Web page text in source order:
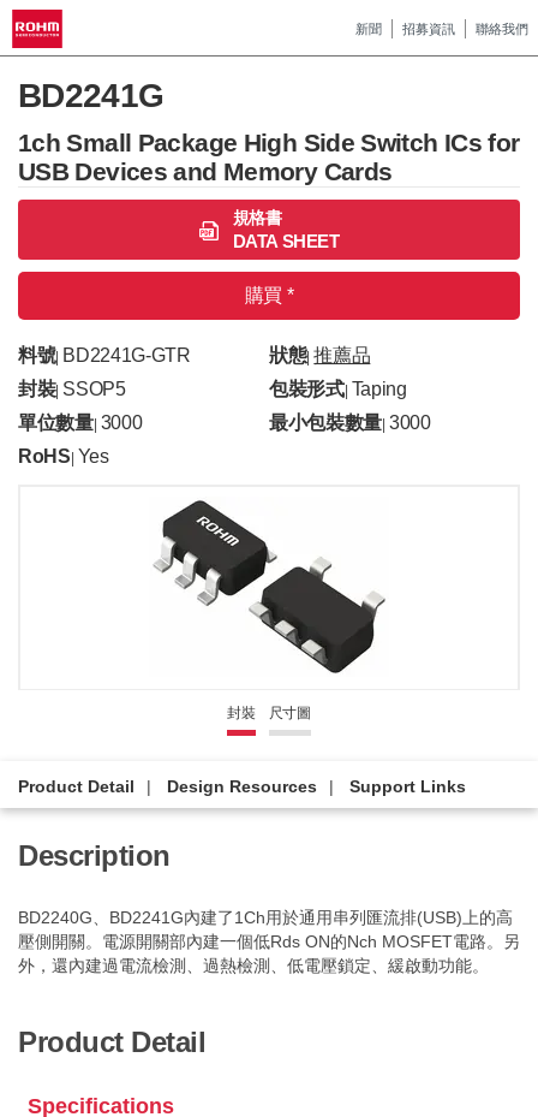
新聞 招募資訊 聯絡我們
BD2241G
1ch Small Package High Side Switch ICs for
USB Devices and Memory Cards
規格書
DATA SHEET
購買 *
料號| BD2241G-GTR 狀態|推薦品
封裝| SSOP5 包裝形式| Taping
單位數量| 3000 最小包裝數量 |3000
RoHS Yes
封裝 尺寸圖
Product Detail Design Resources Support Links
Description
BD2240G、BD2241G內建了1Ch用於通用串列匯流排(USB)上的高
壓側開關。電源開關部內建一個低Rds ON的Nch MOSFET電路。另
外，還內建過電流檢測、過熱檢測、低電壓鎖定、緩啟動功能。
Product Detail
Specifications